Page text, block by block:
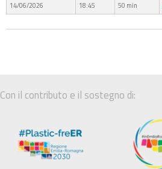
14/06/2026
18:45 50 min
Con il contributo e il sostegno di: